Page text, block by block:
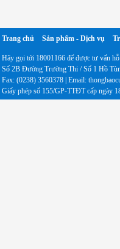
Trang chủ Sản phẩm - Dịch vụ
Hãy gọi tới 18001166 để được tư vấn
Số 2B Đường Trường Thi / Số 1 Hồ
Fax: (0238) 3560378 | Email:
Giấy phép số 155/GP-TTĐT cấp ngày